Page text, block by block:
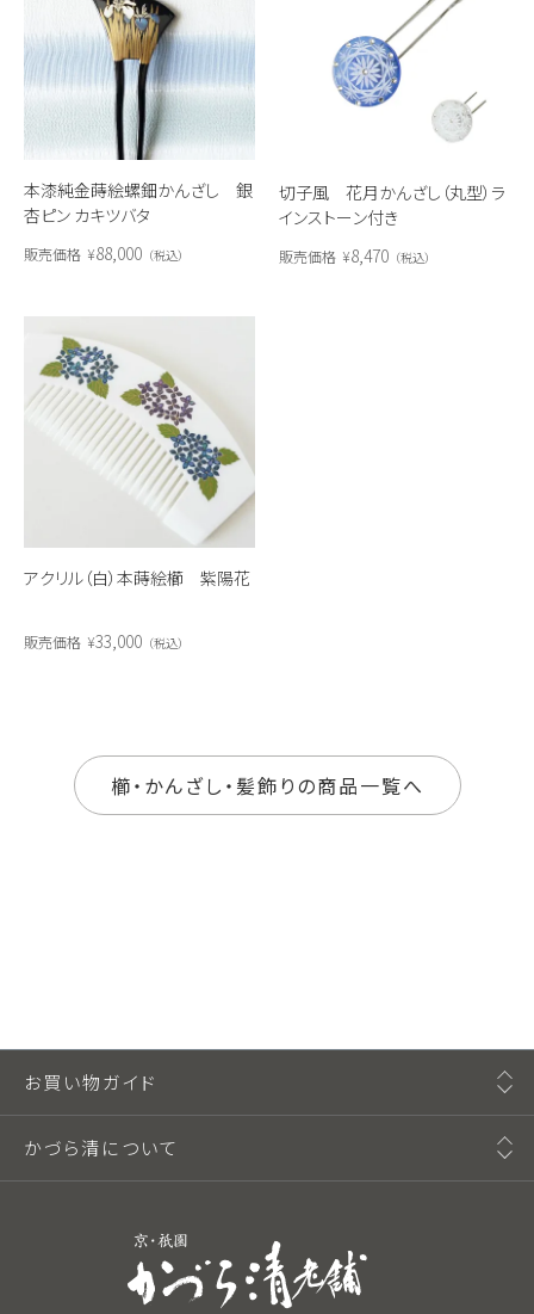
本漆純金蒔絵螺鈿かんざし 銀
杏ピン カキツバタ
販売価格 ¥88,000 税込
切子風 花月かんざし（丸型）ラ
インストーン付き
販売価格 ¥8,470 税込
アクリル（白）本蒔絵櫛 紫陽花
販売価格 ¥33,000 税込
櫛・かんざし・髪飾りの商品一覧へ
お買い物ガイド
かづら清について